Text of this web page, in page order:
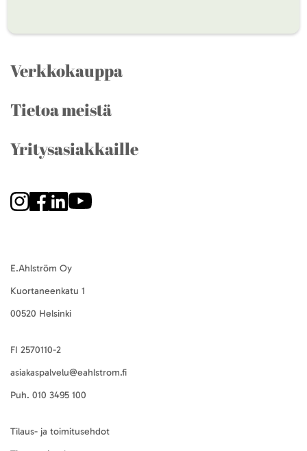
Verkkokauppa
Tietoa meistä
Yritysasiakkaille
E.Ahlström Oy
Kuortaneenkatu 1
00520 Helsinki
FI 2570110-2
asiakaspalvelu@eahlstrom.fi
Puh. 010 3495 100
Tilaus- ja toimitusehdot